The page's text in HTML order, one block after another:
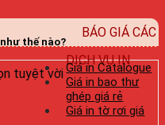
thế nào?
tuyệt vời
BÁO GIÁ CÁC
DỊCH VỤ IN
Giá in Catalogue
Giá in bao thư
ghép giá rẻ
Giá in tờ rơi giá